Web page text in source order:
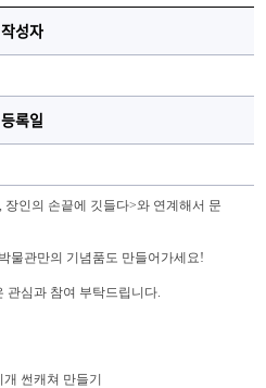
작성자
등록일
인의 손끝에 깃들다>와 연계해서 문
물관만의 기념품도 만들어가세요!
관심과 참여 부탁드립니다.
썬캐쳐 만들기